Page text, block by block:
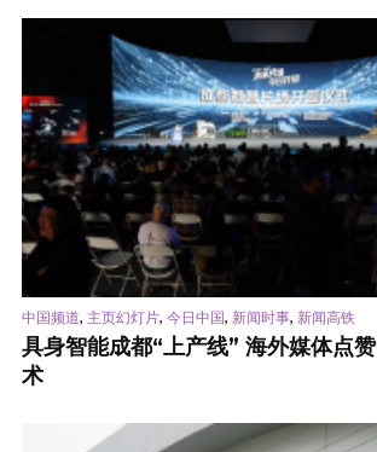
中国频道, 主页幻灯片, 今日中国, 新闻时事, 新闻高铁
具身智能成都“上产线” 海外媒体点
术